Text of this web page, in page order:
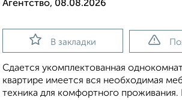
Агентство, 08.08.2026
В закладки
Сдается укомплектованная
квартире имеется вся необходимая
техника для комфортного проживания.